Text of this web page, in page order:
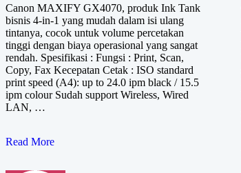
adalah:
Rp10,500,000.
ini
adalah:
Rp8,500,000.
Canon MAXIFY GX4070, produk Ink Tank
bisnis 4-in-1 yang mudah dalam isi ulang
tintanya, cocok untuk volume percetakan
tinggi dengan biaya operasional yang sangat
rendah. Spesifikasi : Fungsi : Print, Scan,
Copy, Fax Kecepatan Cetak : ISO standard
print speed (A4): up to 24.0 ipm black / 15.5
ipm colour Sudah support Wireless, Wired
LAN, …
Canon
Read More